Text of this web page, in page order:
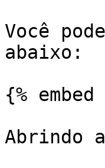
Você
abaixo:
{%
Abrindo